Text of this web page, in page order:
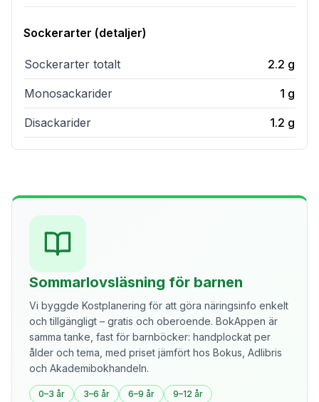
Sockerarter (detaljer)
Sockerarter totalt 2.2 g
Monosackarider 1 g
Disackarider 1.2 g
Sommarlovsläsning för barnen
Vi byggde Kostplanering för att göra näringsinfo enkelt
och tillgängligt – gratis och oberoende. BokAppen är
samma tanke, fast för barnböcker: handplockat per
ålder och tema, med priset jämfört hos Bokus, Adlibris
och Akademibokhandeln.
0–3 år 3–6 år 6–9 år 9–12 år